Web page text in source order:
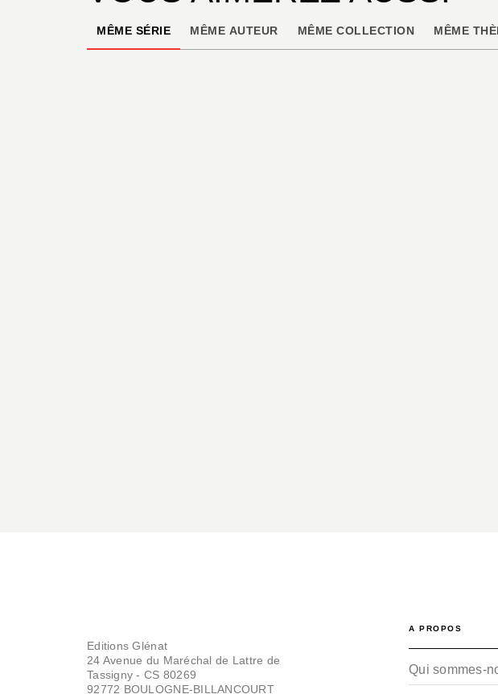
MÊME SÉRIE MÊME AUTEUR MÊME COLLECTION MÊME
Editions Glénat
24 Avenue du Maréchal de Lattre de
Tassigny - CS 80269
92772 BOULOGNE-BILLANCOURT
A PROPOS
Qui sommes-